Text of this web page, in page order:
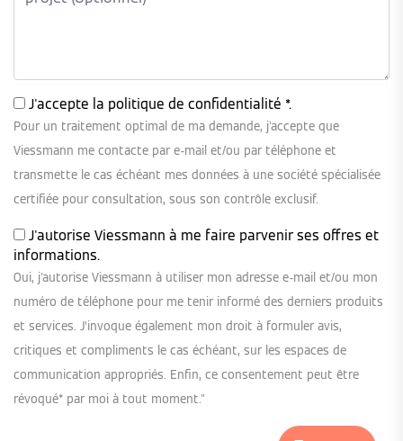
J'accepte la politique de confidentialité *.
Pour un traitement optimal de ma demande, j'accepte que
Viessmann me contacte par e-mail et/ou par téléphone et
transmette le cas échéant mes données à une société spécialisée
certifiée pour consultation, sous son contrôle exclusif.
J'autorise Viessmann à me faire parvenir ses offres et
informations.
Oui, j'autorise Viessmann à utiliser mon adresse e-mail et/ou mon
numéro de téléphone pour me tenir informé des derniers produits
et services. J’invoque également mon droit à formuler avis,
critiques et compliments le cas échéant, sur les espaces de
communication appropriés. Enfin, ce consentement peut être
révoqué* par moi à tout moment."